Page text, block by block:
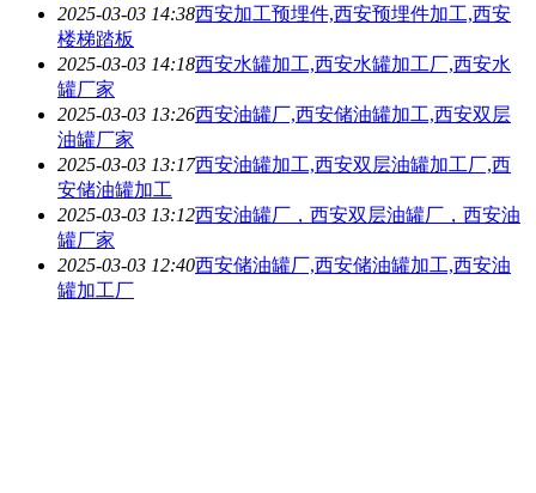
2025-03-03 14:38西安加工预埋件,西安预埋件加工,西安
楼梯踏板
2025-03-03 14:18西安水罐加工,西安水罐加工厂,西安水
罐厂家
2025-03-03 13:26西安油罐厂,西安储油罐加工,西安双层
油罐厂家
2025-03-03 13:17西安油罐加工,西安双层油罐加工厂,西
安储油罐加工
2025-03-03 13:12西安油罐厂，西安双层油罐厂，西安油
罐厂家
2025-03-03 12:40西安储油罐厂,西安储油罐加工,西安油
罐加工厂